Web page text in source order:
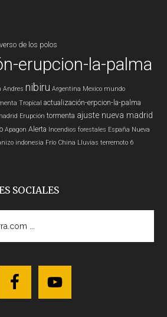
de los polos
erupcion-la-palma
Andres nibiru Argentina Mexico mundo
Tropical actualización-erpcion-la-palma
Erupción tormenta ajuste nueva madrid
Apagon Alerta Incendios forestales España Nueva
indonesia Frío China Lluvias terremoto 6
SOCIALES